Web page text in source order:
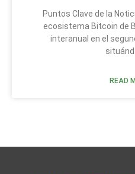
Puntos Clave de la
ecosistema Bitcoin de
interanual en el
READ